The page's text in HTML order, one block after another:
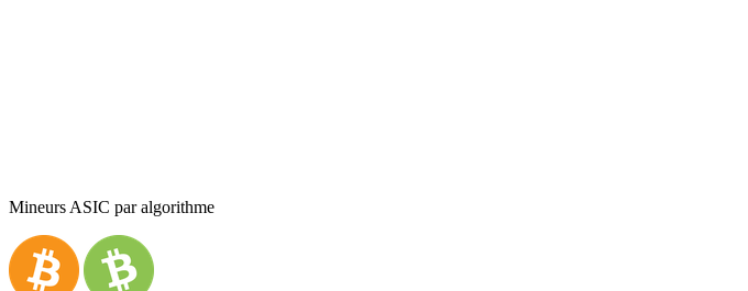
Mineurs ASIC par algorithme